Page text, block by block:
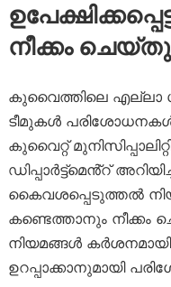
നീക്കം ചെയ്തു
കുവൈത്തിലെ എല്ലാ
ടീമുകൾ
കുവൈറ്റ്
ഡിപ്പാർട്ട്‌മെൻ്റ്
കൈവശപ്പെടുത്തൽ
കണ്ടെത്താനും നീക്കം
നിയമങ്ങൾ കർശനമായി
ഉറപ്പാക്കാനുമായി